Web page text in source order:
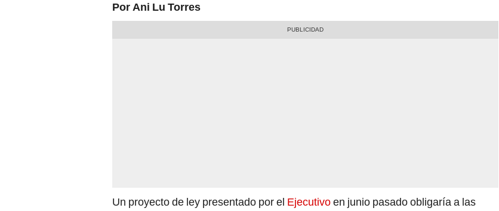
Por Ani Lu Torres
Un proyecto de ley presentado por el Ejecutivoen junio pasado obligaría a las